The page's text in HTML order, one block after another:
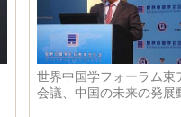
世界中国学フォーラム東
会議、中国の未来の発展